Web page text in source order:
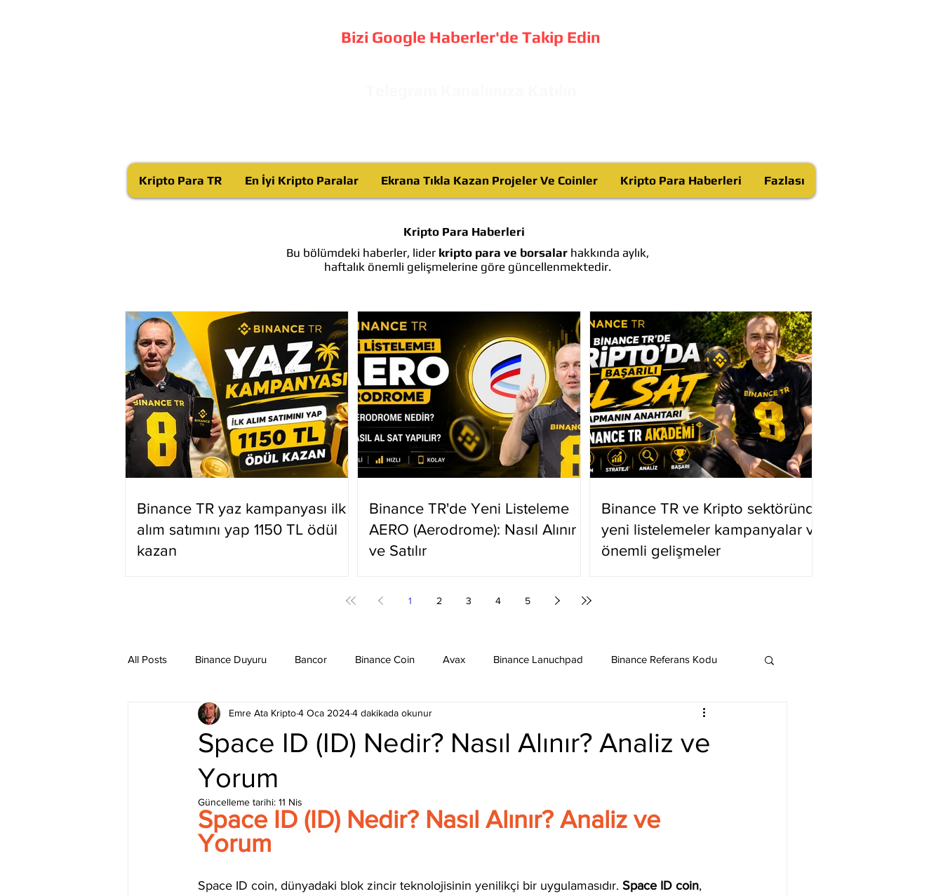
Bizi Google Haberler'de Takip Edin
Kripto Para TR En İyi Kripto Paralar Ekrana Tıkla Kazan Projeler Ve Coinler Kripto Para Haberleri Fazlası
Kripto Para Haberleri
Bu bölümdeki haberler, lider kripto para ve borsalarhakkında aylık,
haftalık önemli gelişmelerine göre güncellenmektedir.
Binance TR yaz kampanyası ilk
alım satımını yap 1150 TL ödül
kazan
Binance TR'de Yeni Listeleme
AERO (Aerodrome): Nasıl Alınır
ve Satılır
Binance TR ve Kripto sektöründe
yeni listelemeler kampanyalar ve
önemli gelişmeler
1 2 3 4 5
All Posts Binance Duyuru Bancor Binance Coin Avax Binance Lanuchpad Binance Referans Kodu
Binance Taraftar Token Bitcoin Bitcoin Sv Binance Yeni Listeleme
Bittorent Coin Chiliz
Ethereum Classic Elrond Eos Kripto Para Haberleri Iota Holo Linch Litecoin
Space ID (ID) Nedir? Nasıl Alınır? Analiz ve
Yorum
Emre Ata Kripto4 Oca 20244 dakikada okunur
Güncelleme tarihi: 11 Nis
Space ID (ID) Nedir? Nasıl Alınır? Analiz ve
Yorum
Space ID coin, dünyadaki blok zincir teknolojisinin yenilikçi bir uygulamasıdır. Space ID coin,